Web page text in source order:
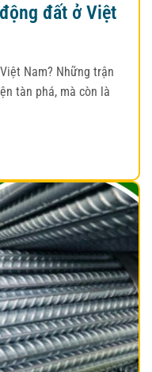
đất ở Việt
Nam? Những trận
tàn phá, mà còn là